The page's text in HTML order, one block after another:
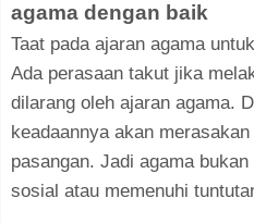
agama dengan baik
Taat pada ajaran agama
Ada perasaan takut jika
dilarang oleh ajaran agama.
keadaannya akan
pasangan. Jadi agama
sosial atau memenuhi